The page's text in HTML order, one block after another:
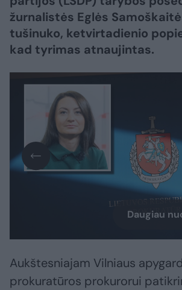
žurnalistės Eglės
tušinuko, ketvirtadienio
kad tyrimas atnaujintas.
Daugiau
Aukštesniajam Vilniaus
prokuratūros prokurorui